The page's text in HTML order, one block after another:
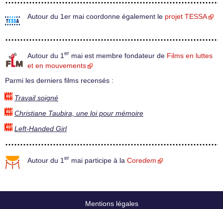
Autour du 1er mai coordonne également le projet TESSA
Autour du 1 er mai est membre fondateur de Films en luttes
et en mouvements
Parmi les derniers films recensés :
Travail soigné
Christiane Taubira, une loi pour mémoire
Left-Handed Girl
Autour du 1 er mai participe à la Coredem
Mentions légales